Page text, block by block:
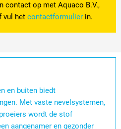
contact op met Aquaco B.V.,
vul het contactformulier in.
en buiten biedt
Met vaste nevelsystemen,
wordt de stof
aangenamer en gezonder